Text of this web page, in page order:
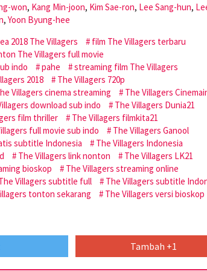
won, Kang Min-joon, Kim Sae-ron, Lee Sang-hun,
, Yoon Byung-hee
2018 The Villagers
film The Villagers terbaru
The Villagers full movie
indo pahe
streaming film The Villagers
2018
The Villagers 720p
Villagers cinema streaming
The Villagers
download sub indo
The Villagers Dunia21
film thriller
The Villagers filmkita21
full movie sub indo
The Villagers Ganool
subtitle Indonesia
The Villagers Indonesia
The Villagers link nonton
The Villagers LK21
bioskop
The Villagers streaming online
Villagers subtitle full
The Villagers subtitle
tonton sekarang
The Villagers versi bioskop
Tambah +1